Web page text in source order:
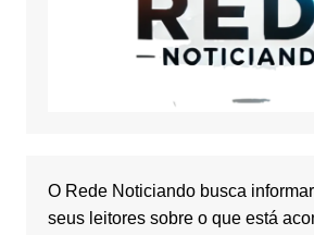
O Rede Noticiando busca
seus leitores sobre o que está